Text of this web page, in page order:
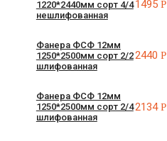
1220*2440мм сорт 4/4
нешлифованная
1495Р
Фанера ФСФ 12мм
1250*2500мм сорт 2/2
шлифованная
2440Р
Фанера ФСФ 12мм
1250*2500мм сорт 2/4
шлифованная
2134Р